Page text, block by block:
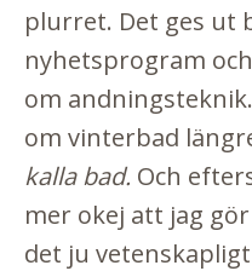
plurret. Det ges ut
nyhetsprogram
om
om vinterbad
kalla bad. Och
mer okej att jag
det ju